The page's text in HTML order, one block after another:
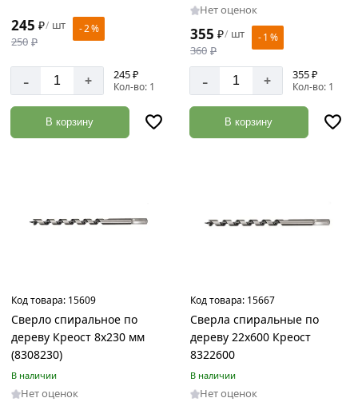
245 ₽/ шт
250 ₽
- 2 %
- + 245 ₽
Кол-во: 1
В корзину
Нет оценок
355 ₽/ шт
360 ₽
- 1 %
- + 355 ₽
Кол-во: 1
В корзину
Код товара: 15609
Сверло спиральное по
дереву Креост 8х230 мм
(8308230)
В наличии
Нет оценок
Код товара: 15667
Сверла спиральные по
дереву 22х600 Креост
8322600
В наличии
Нет оценок